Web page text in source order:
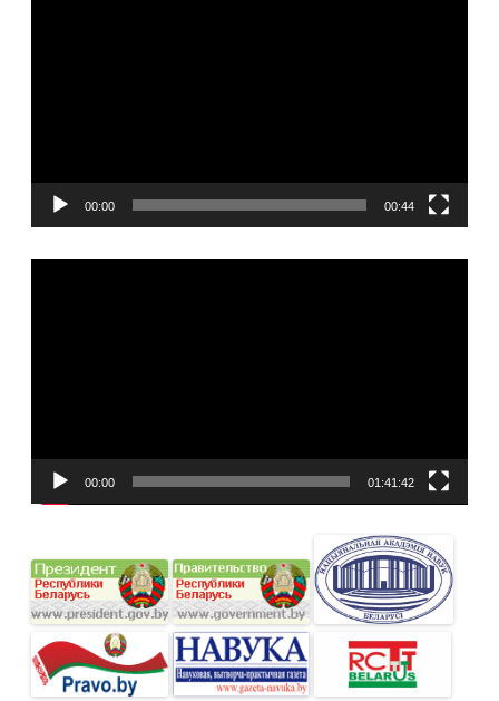
00:00 00:44
Видеоплеер
00:00 01:41:42